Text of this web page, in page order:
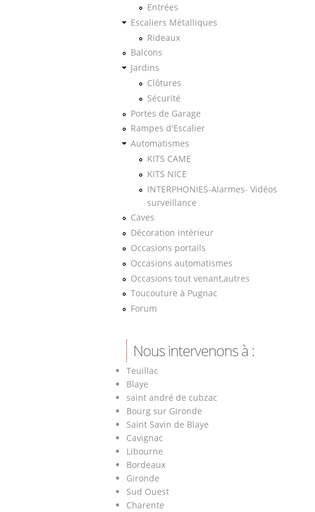
Entrées
Escaliers Métalliques
Rideaux
Balcons
Jardins
Clôtures
Sécurité
Portes de Garage
Rampes d'Escalier
Automatismes
KITS CAME
KITS NICE
INTERPHONIES-Alarmes- Vidéos
surveillance
Caves
Décoration intèrieur
Occasions portails
Occasions automatismes
Occasions tout venant,autres
Toucouture à Pugnac
Forum
Nous intervenons à :
Teuillac
Blaye
saint andré de cubzac
Bourg sur Gironde
Saint Savin de Blaye
Cavignac
Libourne
Bordeaux
Gironde
Sud Ouest
Charente